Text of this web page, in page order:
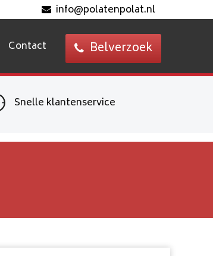
info@polatenpolat.nl
Contact Belverzoek
Snelle klantenservice